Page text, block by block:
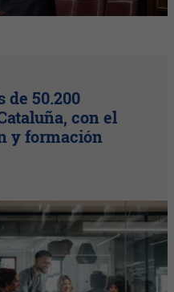
de 50.200
con el
y formación